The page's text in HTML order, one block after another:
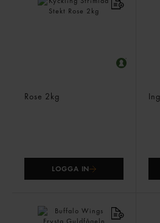
Rose 2kg
LOGGA IN